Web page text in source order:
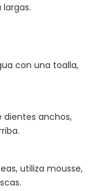
con una toalla,
dientes anchos,
utiliza mousse,